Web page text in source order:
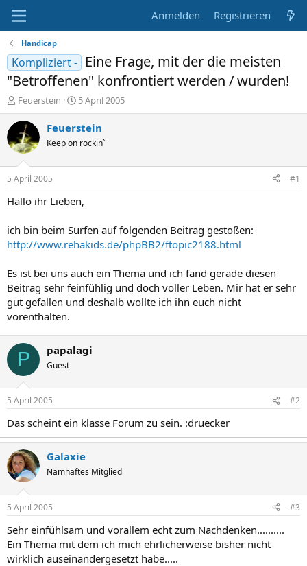
Anmelden Registrieren
Handicap
Kompliziert -
Eine Frage, mit der die meisten
"Betroffenen" konfrontiert werden / wurden!
E
r
s
t
e
e
r
Feuerstein
E
r
s
e
t
a
m
5 April 2005
Feuerstein
Keep on rockin`
5 April 2005 #1
Hallo ihr Lieben,
ich bin beim Surfen auf folgenden Beitrag gestoßen:
http://www.rehakids.de/phpBB2/ftopic2188.html
Es ist bei uns auch ein Thema und ich fand gerade diesen
Beitrag sehr feinfühlig und doch voller Leben. Mir hat er sehr
gut gefallen und deshalb wollte ich ihn euch nicht
vorenthalten.
P papalagi
Guest
5 April 2005 #2
Das scheint ein klasse Forum zu sein. :druecker
Galaxie
Namhaftes Mitglied
5 April 2005 #3
Sehr einfühlsam und vorallem echt zum Nachdenken..........
Ein Thema mit dem ich mich ehrlicherweise bisher nicht
wirklich auseinandergesetzt habe.....